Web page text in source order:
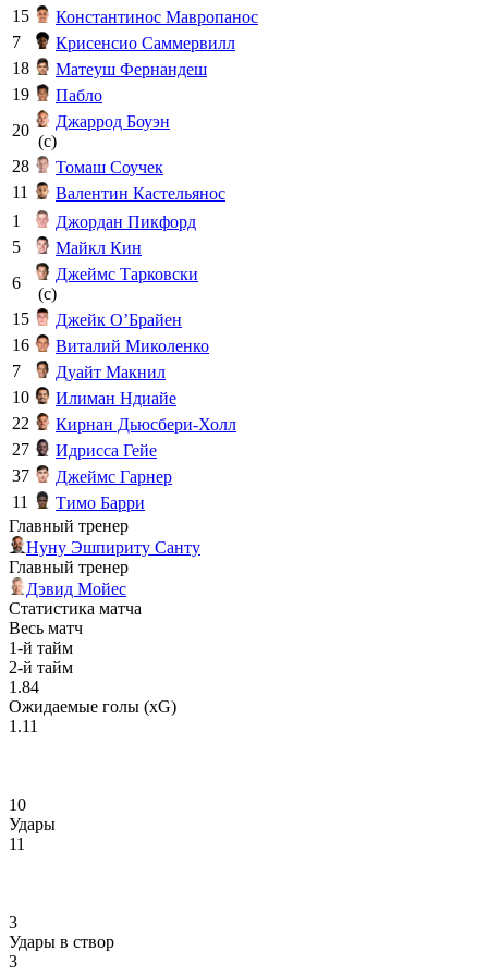
15
Константинос Мавропаноc
7
Крисенсио Саммервилл
18
Матеуш Фернандеш
19
Пабло
20
Джаррод Боуэн
(c)
28
Томаш Соучек
11
Валентин Кастельянос
1
Джордан Пикфорд
5
Майкл Кин
6
Джеймс Тарковски
(c)
15
Джейк О’Брайен
16
Виталий Миколенко
7
Дуайт Макнил
10
Илиман Ндиайе
22
Кирнан Дьюсбери‑Холл
27
Идрисса Гейе
37
Джеймс Гарнер
11
Тимо Барри
Главный тренер
Нуну Эшпириту Санту
Главный тренер
Дэвид Мойес
Статистика матча
Весь матч
1-й тайм
2-й тайм
1.84
Ожидаемые голы (xG)
1.11
10
Удары
11
3
Удары в створ
3